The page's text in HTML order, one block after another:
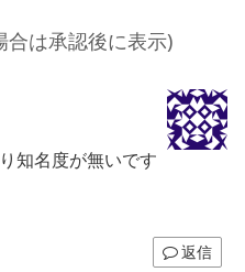
合は承認後に表示)
知名度が無いです
返信